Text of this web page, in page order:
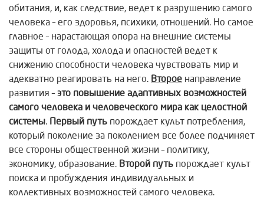
обитания, и, как следствие, ведет к разрушению самого
человека – его здоровья, психики, отношений. Но самое
главное – нарастающая опора на внешние системы
защиты от голода, холода и опасностей ведет к
снижению способности человека чувствовать мир и
адекватно реагировать на него. Второе направление
развития –это повышение адаптивных возможностей
самого человека и человеческого мира как целостной
системы. Первый путь порождает культ потребления,
который поколение за поколением все более подчиняет
все стороны общественной жизни – политику,
экономику, образование. Второй путь порождает культ
поиска и пробуждения индивидуальных и
коллективных возможностей самого человека.